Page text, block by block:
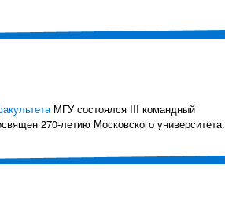
МГУ состоялся III командный
270-летию Московского университета.